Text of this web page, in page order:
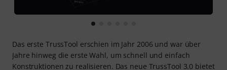
Das erste TrussTool erschien im Jahr 2006 und war über
Jahre hinweg die erste Wahl, um schnell und einfach
Konstruktionen zu realisieren. Das neue TrussTool 3.0 bietet